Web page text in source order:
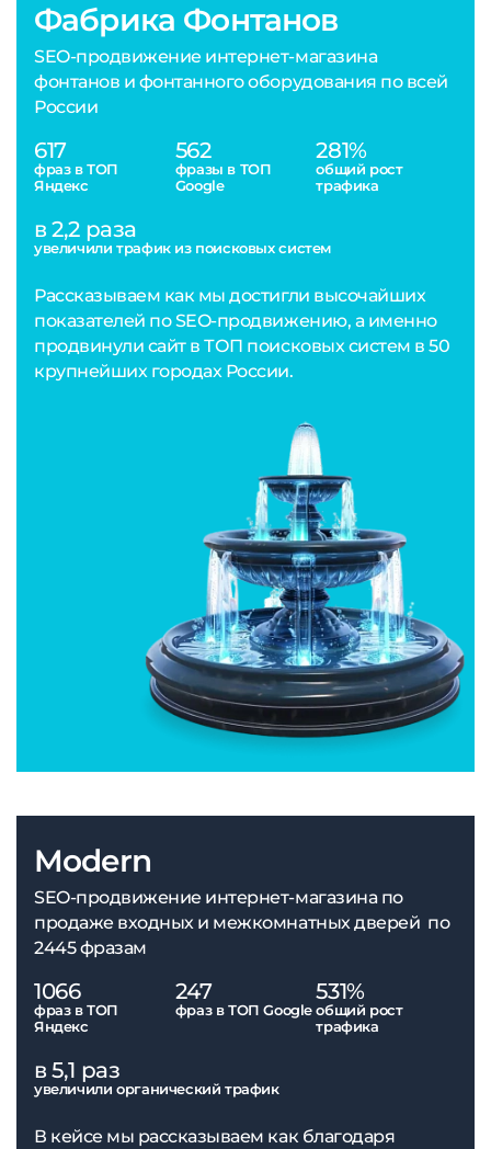
Фабрика Фонтанов
SEO-продвижение интернет-магазина
фонтанов и фонтанного оборудования по всей
России
617
фраз в ТОП
Яндекс
562
фразы в ТОП
Google
281%
общий рост
трафика
в 2,2 раза
увеличили трафик из поисковых систем
Рассказываем как мы достигли высочайших
показателей по SEO-продвижению, а именно
продвинули сайт в ТОП поисковых систем в 50
крупнейших городах России.
Modern
SEO-продвижение интернет-магазина по
продаже входных и межкомнатных дверей по
2445 фразам
1066
фраз в ТОП
Яндекс
247
фраз в ТОП Google
531%
общий рост
трафика
в 5,1 раз
увеличили органический трафик
В кейсе мы рассказываем как благодаря